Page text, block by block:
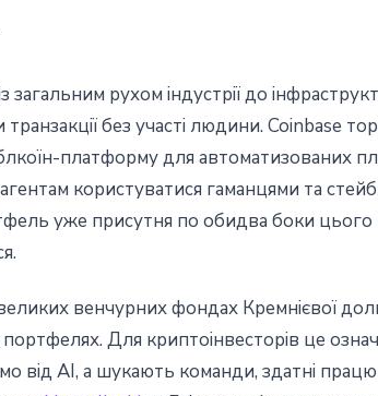
загальним рухом індустрії до
без участі людини. Coinbase
платформу для автоматизованих
користуватися гаманцями та
уже присутня по обидва боки цього
венчурних фондах Кремнієвої
Для криптоінвесторів це
від AI, а шукають команди, здатні